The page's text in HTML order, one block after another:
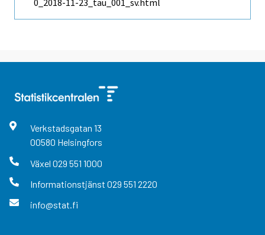
0_2018-11-23_tau_001_sv.html
Verkstadsgatan 13
00580 Helsingfors
Växel 029 551 1000
Informationstjänst 029 551 2220
info@stat.fi